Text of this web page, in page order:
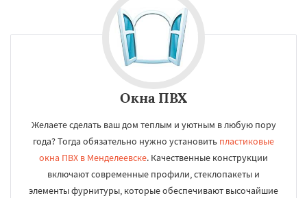
Окна ПВХ
Желаете сделать ваш дом теплым и уютным в любую пору
года? Тогда обязательно нужно установить пластиковые
окна ПВХ в Менделеевске. Качественные конструкции
включают современные профили, стеклопакеты и
элементы фурнитуры, которые обеспечивают высочайшие